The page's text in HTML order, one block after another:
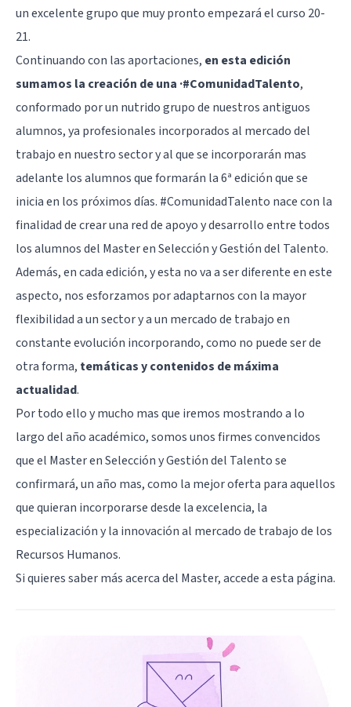
un excelente grupo que muy pronto empezará el curso 20-
21.
Continuando con las aportaciones, en esta edición
sumamos la creación de una ·#ComunidadTalento,
conformado por un nutrido grupo de nuestros antiguos
alumnos, ya profesionales incorporados al mercado del
trabajo en nuestro sector y al que se incorporarán mas
adelante los alumnos que formarán la 6ª edición que se
inicia en los próximos días. #ComunidadTalento nace con la
finalidad de crear una red de apoyo y desarrollo entre todos
los alumnos del Master en Selección y Gestión del Talento.
Además, en cada edición, y esta no va a ser diferente en este
aspecto, nos esforzamos por adaptarnos con la mayor
flexibilidad a un sector y a un mercado de trabajo en
constante evolución incorporando, como no puede ser de
otra forma, temáticas y contenidos de máxima
actualidad.
Por todo ello y mucho mas que iremos mostrando a lo
largo del año académico, somos unos firmes convencidos
que el Master en Selección y Gestión del Talento se
confirmará, un año mas, como la mejor oferta para aquellos
que quieran incorporarse desde la excelencia, la
especialización y la innovación al mercado de trabajo de los
Recursos Humanos.
Si quieres saber más acerca del Master, accede aesta página.